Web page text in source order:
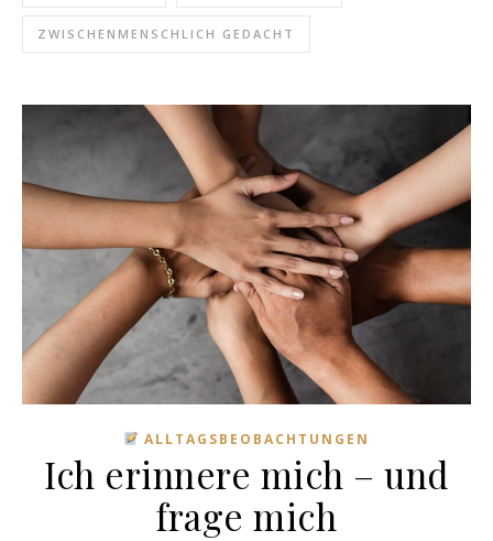
ZWISCHENMENSCHLICH GEDACHT
ALLTAGSBEOBACHTUNGEN
Ich erinnere mich – und
frage mich